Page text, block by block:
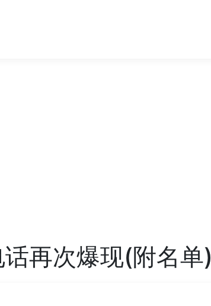
再次爆现(附名单)